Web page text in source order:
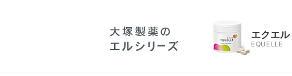
エクエル
EQUELLE